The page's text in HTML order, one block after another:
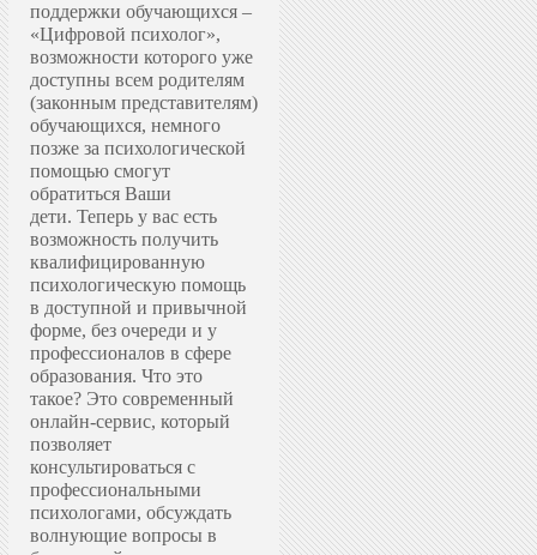
поддержки обучающихся –
«Цифровой психолог»,
возможности которого уже
доступны всем родителям
(законным представителям)
обучающихся, немного
позже за психологической
помощью смогут
обратиться Ваши
дети. Теперь у вас есть
возможность получить
квалифицированную
психологическую помощь
в доступной и привычной
форме, без очереди и у
профессионалов в сфере
образования. Что это
такое? Это современный
онлайн-сервис, который
позволяет
консультироваться с
профессиональными
психологами, обсуждать
волнующие вопросы в